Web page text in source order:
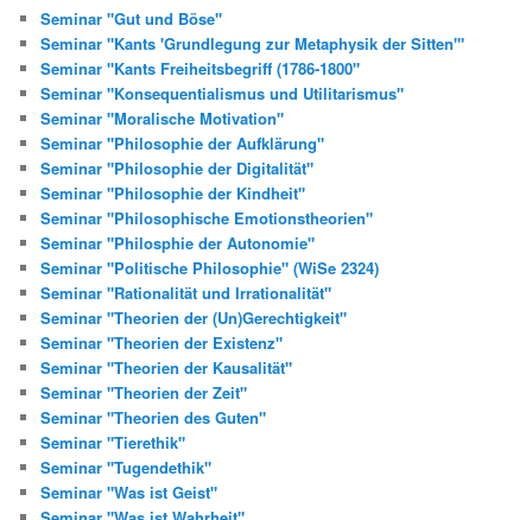
Seminar "Gut und Böse"
Seminar "Kants 'Grundlegung zur Metaphysik der Sitten'"
Seminar "Kants Freiheitsbegriff (1786-1800"
Seminar "Konsequentialismus und Utilitarismus"
Seminar "Moralische Motivation"
Seminar "Philosophie der Aufklärung"
Seminar "Philosophie der Digitalität"
Seminar "Philosophie der Kindheit"
Seminar "Philosophische Emotionstheorien"
Seminar "Philosphie der Autonomie"
Seminar "Politische Philosophie" (WiSe 2324)
Seminar "Rationalität und Irrationalität"
Seminar "Theorien der (Un)Gerechtigkeit"
Seminar "Theorien der Existenz"
Seminar "Theorien der Kausalität"
Seminar "Theorien der Zeit"
Seminar "Theorien des Guten"
Seminar "Tierethik"
Seminar "Tugendethik"
Seminar "Was ist Geist"